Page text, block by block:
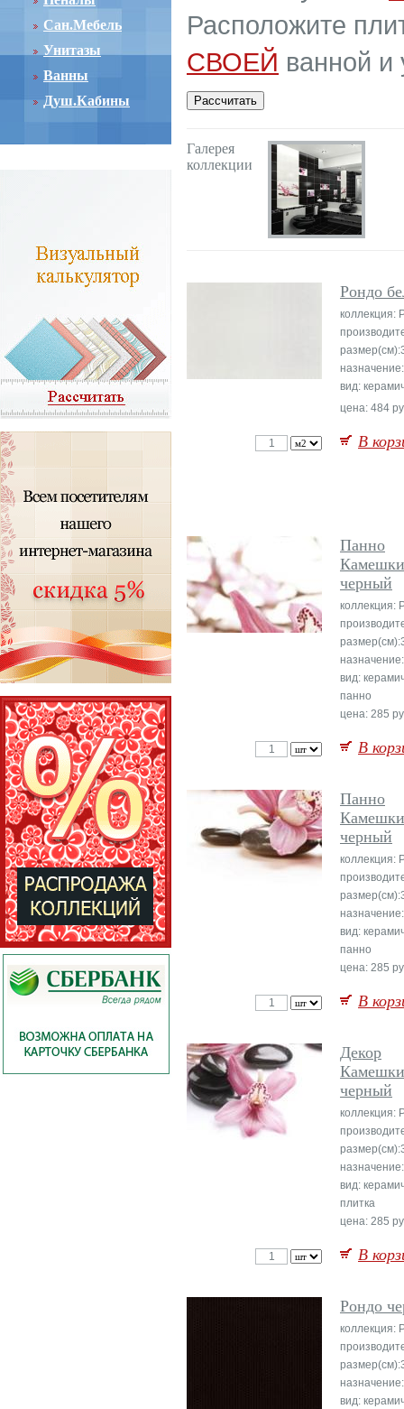
Сан.Мебель
Унитазы
Ванны
Душ.Кабины
Расположите
СВОЕЙ ванной и
Галерея
коллекции
Рондо
коллекция:
вид:
цена: 484
В
Панно
черный
коллекция:
вид:
панно
цена: 285
В
Панно
черный
коллекция:
вид:
панно
цена: 285
В
Декор
черный
коллекция:
вид:
плитка
цена: 285
В
Рондо
коллекция:
вид: